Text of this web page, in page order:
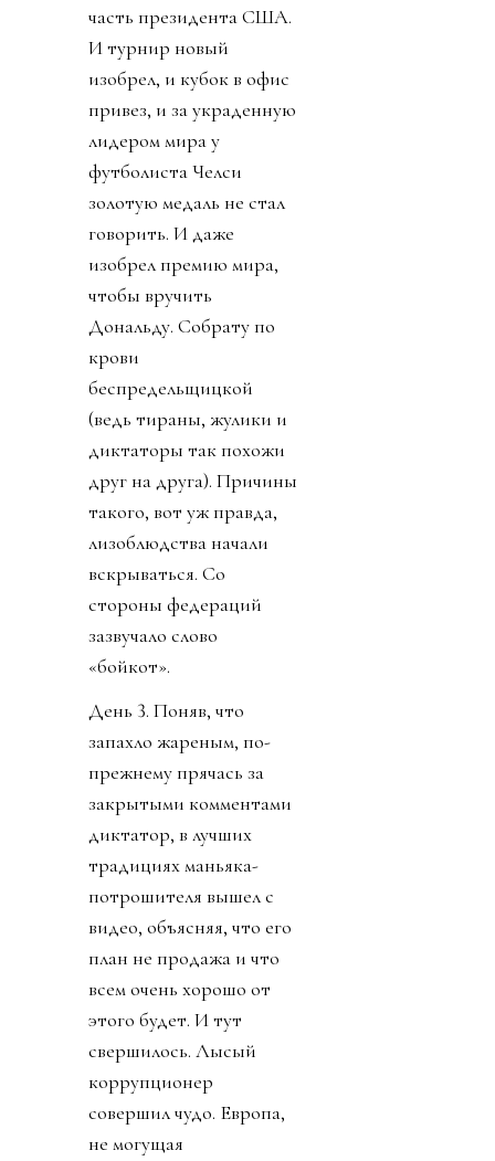
часть президента США.
И турнир новый
изобрел, и кубок в офис
привез, и за украденную
лидером мира у
футболиста Челси
золотую медаль не стал
говорить. И даже
изобрел премию мира,
чтобы вручить
Дональду. Собрату по
крови
беспредельщицкой
(ведь тираны, жулики и
диктаторы так похожи
друг на друга). Причины
такого, вот уж правда,
лизоблюдства начали
вскрываться. Со
стороны федераций
зазвучало слово
«бойкот».
День 3. Поняв, что
запахло жареным, по-
прежнему прячась за
закрытыми комментами
диктатор, в лучших
традициях маньяка-
потрошителя вышел с
видео, объясняя, что его
план не продажа и что
всем очень хорошо от
этого будет. И тут
свершилось. Лысый
коррупционер
совершил чудо. Европа,
не могущая